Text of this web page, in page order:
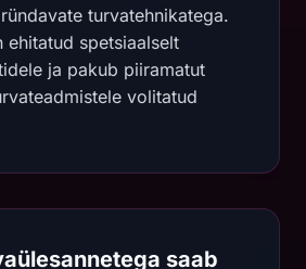
turvatehnikatega.
ehitatud spetsiaalselt
ja pakub piiramatut
volitatud
saab